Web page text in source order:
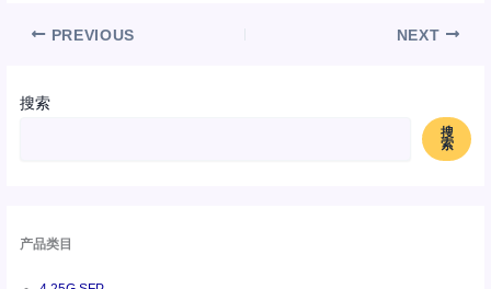
搜索
搜
索
产品类目
PREVIOUS NEXT